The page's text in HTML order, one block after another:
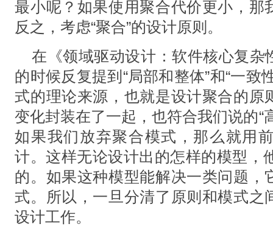
最小呢？如果使用聚合代价更小，那
反之，考虑“聚合”的设计原则。
在《领域驱动设计：软件核心复杂
的时候反复提到“局部和整体”和“一致
式的理论来源，也就是设计聚合的原
变化封装在了一起，也符合我们说的“
如果我们放弃聚合模式，那么就用
计。这样无论设计出的怎样的模型，
的。如果这种模型能解决一类问题，
式。所以，一旦分清了原则和模式之
设计工作。